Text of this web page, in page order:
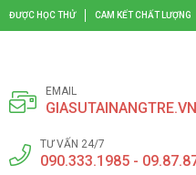
ĐƯỢC HỌC THỬ CAM KẾT CHẤT LƯỢNG
EMAIL
TƯ VẤN 24/7
090.333.1985 -